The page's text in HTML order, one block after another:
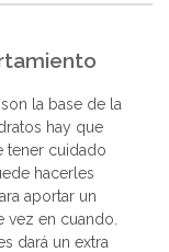
la base de la
hay que
tener cuidado
hacerles
aportar un
vez en cuando.
dará un extra